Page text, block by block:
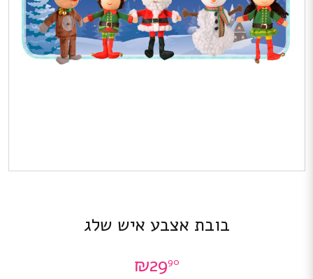
בובת אצבע איש שלג
₪2990